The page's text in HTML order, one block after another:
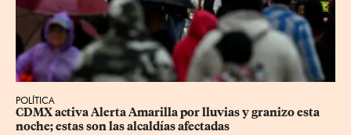
POLÍTICA
CDMX activa Alerta Amarilla por lluvias y granizo esta
noche; estas son las alcaldías afectadas